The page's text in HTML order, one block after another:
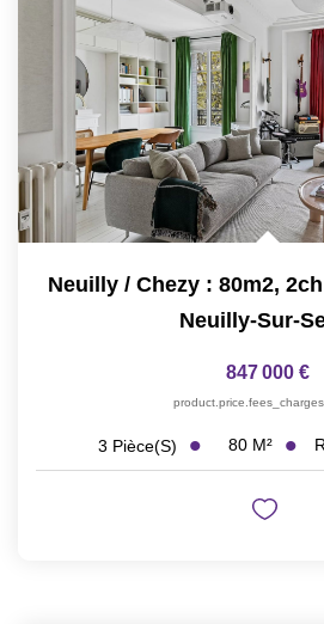
Neuilly / Chezy : 80m2,
Neuilly-Sur-
847 000 €
3 Pièce(s) 80 M²